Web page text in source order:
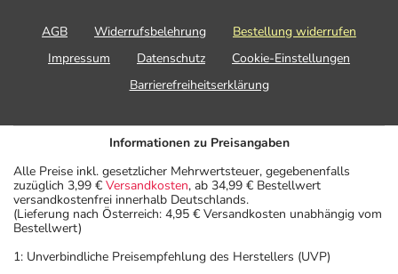
AGB Widerrufsbelehrung
Bestellung widerrufen
Impressum
Datenschutz
Cookie-Einstellungen
Barrierefreiheitserklärung
Informationen zu Preisangaben
Alle Preise inkl. gesetzlicher Mehrwertsteuer, gegebenenfalls
zuzüglich 3,99 € Versandkosten, ab 34,99 € Bestellwert
versandkostenfrei innerhalb Deutschlands.
(Lieferung nach Österreich: 4,95 € Versandkosten unabhängig vom
Bestellwert)
1: Unverbindliche Preisempfehlung des Herstellers (UVP)